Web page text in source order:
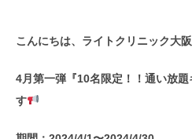
こんにちは、ライトクリニック大
4月第一弾『10名限定！！通い放
す